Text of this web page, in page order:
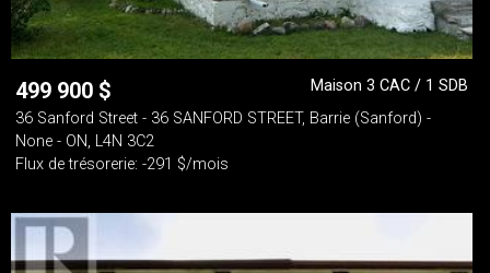
499 900 $
Maison 3 CAC / 1 SDB
36 Sanford Street - 36 SANFORD STREET, Barrie (Sanford) -
None - ON, L4N 3C2
Flux de trésorerie: -291 $/mois